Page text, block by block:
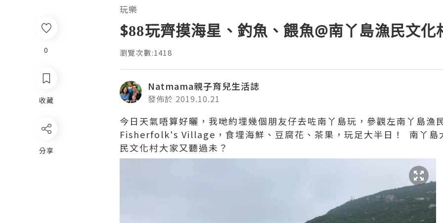
0
收藏
分享
玩樂
$88玩齊摸海星、釣魚、餵魚@南丫島漁民文化
瀏覽次數:1418
Natmama親子育兒生活誌
發佈於 2019.10.21
今日天氣唔算好曬，我哋約埋幾個朋友仔去咗南丫島玩，參觀左南丫島
Fisherfolk's Village，食埋海鮮、豆腐花、茶果，玩足大半日！ 南丫島
民文化村大家又聽過未？